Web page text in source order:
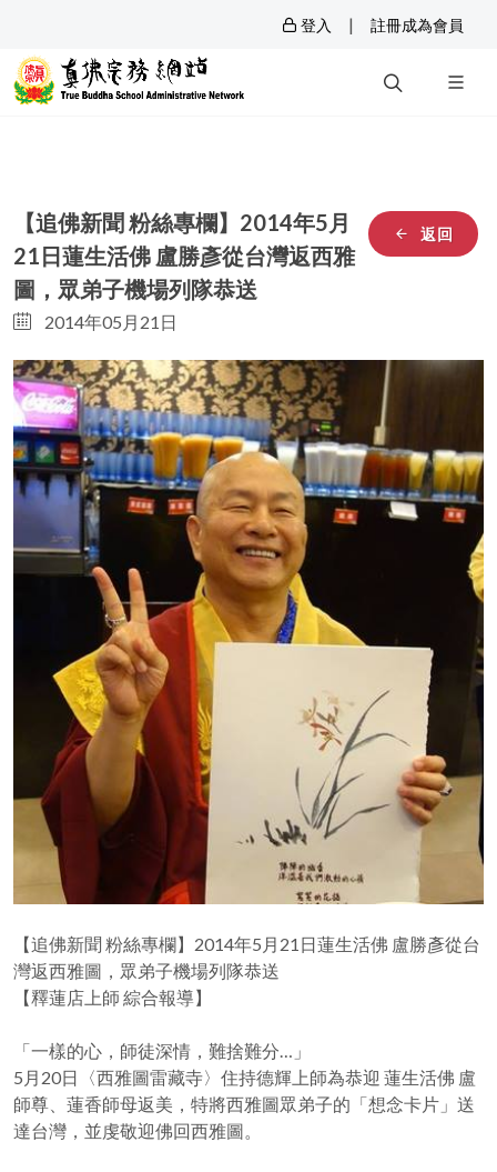
登入 | 註冊成為會員
返回
【追佛新聞 粉絲專欄】2014年5月
21日蓮生活佛 盧勝彥從台灣返西雅
圖，眾弟子機場列隊恭送
2014年05月21日
【追佛新聞 粉絲專欄】2014年5月21日蓮生活佛 盧勝彥從台
灣返西雅圖，眾弟子機場列隊恭送
【釋蓮店上師 綜合報導】
「一樣的心，師徒深情，難捨難分…」
5月20日〈西雅圖雷藏寺〉住持德輝上師為恭迎 蓮生活佛 盧
師尊、蓮香師母返美，特將西雅圖眾弟子的「想念卡片」送
達台灣，並虔敬迎佛回西雅圖。